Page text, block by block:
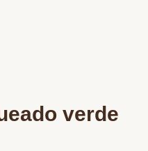
verde